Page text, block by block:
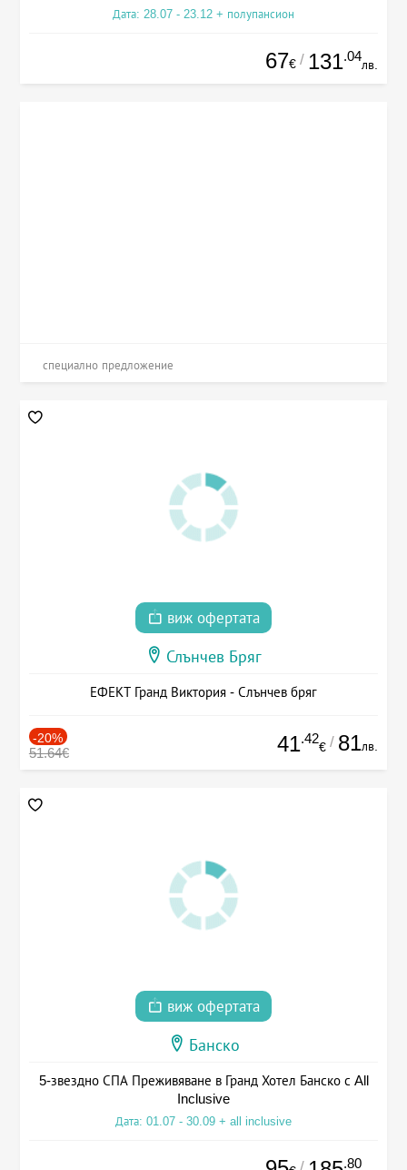
Дата: 28.07 - 23.12 + полупансион
67€ / 131.04
лв.
специално предложение
виж офертата
Слънчев Бряг
ЕФЕКТ Гранд Виктория - Слънчев бряг
-20%
51.64€ 41.42
€ / 81лв.
виж офертата
Банско
5-звездно СПА Преживяване в Гранд Хотел Банско с All
Inclusive
Дата: 01.07 - 30.09 + all inclusive
.80